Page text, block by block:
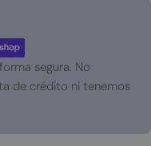
segura. No
de crédito ni tenemos